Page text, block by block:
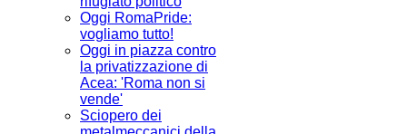
Oggi RomaPride:
vogliamo tutto!
Oggi in piazza contro
la privatizzazione di
Acea: 'Roma non si
vende'
Sciopero dei